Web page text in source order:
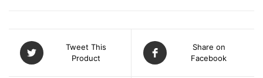
Tweet This
Product
Share on
Facebook